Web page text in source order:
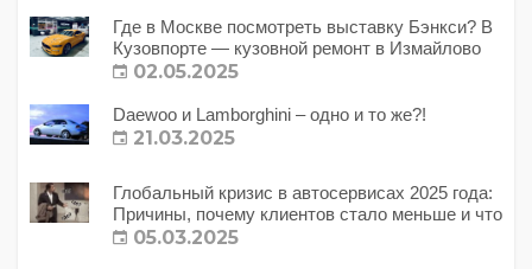
Где в Москве посмотреть выставку Бэнкси? В
Кузовпорте — кузовной ремонт в Измайлово
02.05.2025
Daewoo и Lamborghini – одно и то же?!
21.03.2025
Глобальный кризис в автосервисах 2025 года:
Причины, почему клиентов стало меньше и что
с этим делать?
05.03.2025